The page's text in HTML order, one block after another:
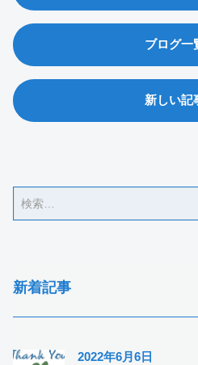
ブログ一
新しい記
新着記事
2022年6月6日